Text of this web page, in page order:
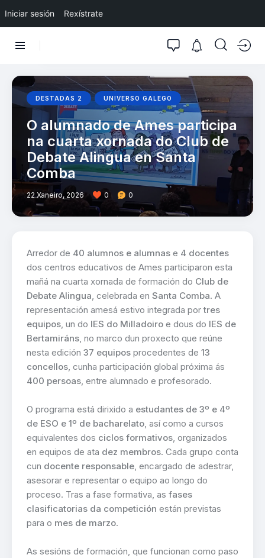
Iniciar sesión Rexístrate
DESTADAS 2 UNIVERSO GALEGO
O alumnado de Ames participa
na cuarta xornada do Club de
Debate Alingua en Santa
Comba
22 Xaneiro, 2026 0 0
Arredor de 40 alumnos e alumnas e 4 docentes
dos centros educativos de Ames participaron esta
mañá na cuarta xornada de formación do Club de
Debate Alingua , celebrada en Santa Comba. A
representación amesá estivo integrada portres
equipos , un do IES do Milladoiro e dous do IES de
Bertamiráns , no marco dun proxecto que reúne
nesta edición 37 equipos procedentes de 13
concellos , cunha participación global próxima ás
400 persoas , entre alumnado e profesorado.
O programa está dirixido a estudantes de 3º e 4º
de ESO e 1º de bacharelato , así como a cursos
equivalentes dos ciclos formativos , organizados
en equipos de ata dez membros. Cada grupo conta
cun docente responsable , encargado de adestrar,
asesorar e representar o equipo ao longo do
proceso. Tras a fase formativa, as fases
clasificatorias da competición están previstas
para o mes de marzo.
As sesións de formación, que funcionan como paso